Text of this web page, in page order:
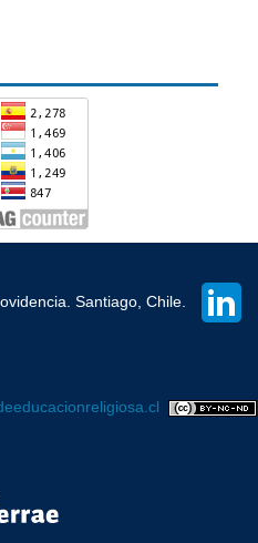
Santiago, Chile.